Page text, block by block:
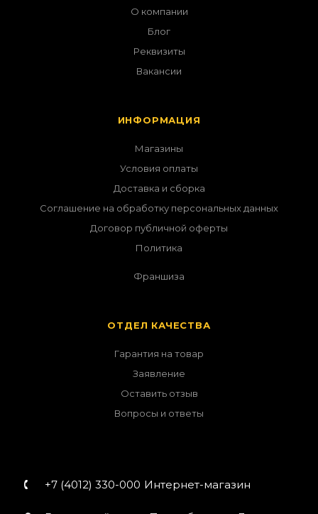
О компании
Блог
Реквизиты
Вакансии
ИНФОРМАЦИЯ
Магазины
Условия оплаты
Доставка и сборка
Соглашение на обработку персональных данных
Договор публичной оферты
Политика
Франшиза
ОТДЕЛ КАЧЕСТВА
Гарантия на товар
Заявление
Оставить отзыв
Вопросы и ответы
+7 (4012) 330-000 Интернет-магазин